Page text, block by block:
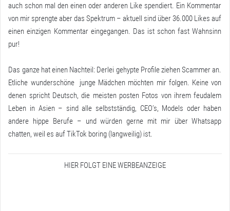
auch schon mal den einen oder anderen Like spendiert. Ein Kommentar
von mir sprengte aber das Spektrum – aktuell sind über 36.000 Likes auf
einen einzigen Kommentar eingegangen. Das ist schon fast Wahnsinn
pur!
Das ganze hat einen Nachteil: Derlei gehypte Profile ziehen Scammer an.
Etliche wunderschöne junge Mädchen möchten mir folgen. Keine von
denen spricht Deutsch, die meisten posten Fotos von ihrem feudalem
Leben in Asien – sind alle selbstständig, CEO’s, Models oder haben
andere hippe Berufe – und würden gerne mit mir über Whatsapp
chatten, weil es auf TikTok boring (langweilig) ist.
HIER FOLGT EINE WERBEANZEIGE